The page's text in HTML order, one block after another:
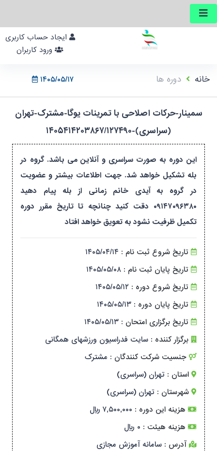
۱۴۰۵/۰۵/۱۷ خانه دوره ها
سمینار-حرکات اصلاحی با تمرینات یوگا-مشترک-تهران
(سراسری)-۱۴۰۵۴۱۴۲۰۳۸۶۷/۱۲۷۴۹۰
این دوره به صورت سراسری و آنلاین می باشد. گروه در
بله تشکیل خواهد شد. جهت اطلاعات بیشتر و عضویت
در گروه به آیدی خانم زمانی از بله پیام دهید
۰۹۱۴۷۰۹۶۳۸۰ دقت کنید چنانچه تا تاریخ مقرر دوره
تکمیل ظرفیت نشود به تعویق خواهد افتاد
تاریخ شروع ثبت نام : ۱۴۰۵/۰۴/۱۴
تاریخ پایان ثبت نام : ۱۴۰۵/۰۵/۰۸
تاریخ شروع دوره : ۱۴۰۵/۰۵/۱۲
تاریخ پایان دوره : ۱۴۰۵/۰۵/۱۳
تاریخ برگزاری امتحان : ۱۴۰۵/۰۵/۱۳
برگزار کننده : سایت فدراسیون ورزشهای همگانی
جنسیت شرکت کنندگان : مشترک
استان : تهران (سراسری)
شهرستان : تهران (سراسری)
هزینه این دوره : ۷,۵۰۰,۰۰۰ ریال
هزینه هیئت : ۰ ریال
آدرس : سامانه آموزش مجازی